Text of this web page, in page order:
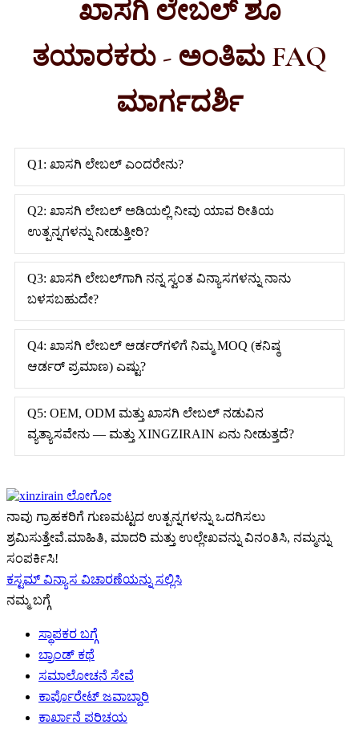
ಖಾಸಗಿ ಲೇಬಲ್ ಶೂ
ತಯಾರಕರು - ಅಂತಿಮ FAQ
ಮಾರ್ಗದರ್ಶಿ
Q1: ಖಾಸಗಿ ಲೇಬಲ್ ಎಂದರೇನು?
Q2: ಖಾಸಗಿ ಲೇಬಲ್ ಅಡಿಯಲ್ಲಿ ನೀವು ಯಾವ ರೀತಿಯ
ಉತ್ಪನ್ನಗಳನ್ನು ನೀಡುತ್ತೀರಿ?
Q3: ಖಾಸಗಿ ಲೇಬಲ್‌ಗಾಗಿ ನನ್ನ ಸ್ವಂತ ವಿನ್ಯಾಸಗಳನ್ನು ನಾನು
ಬಳಸಬಹುದೇ?
Q4: ಖಾಸಗಿ ಲೇಬಲ್ ಆರ್ಡರ್‌ಗಳಿಗೆ ನಿಮ್ಮ MOQ (ಕನಿಷ್ಠ
ಆರ್ಡರ್ ಪ್ರಮಾಣ) ಎಷ್ಟು?
Q5: OEM, ODM ಮತ್ತು ಖಾಸಗಿ ಲೇಬಲ್ ನಡುವಿನ
ವ್ಯತ್ಯಾಸವೇನು — ಮತ್ತು XINGZIRAIN ಏನು ನೀಡುತ್ತದೆ?
ನಾವು ಗ್ರಾಹಕರಿಗೆ ಗುಣಮಟ್ಟದ ಉತ್ಪನ್ನಗಳನ್ನು ಒದಗಿಸಲು
ಶ್ರಮಿಸುತ್ತೇವೆ.ಮಾಹಿತಿ, ಮಾದರಿ ಮತ್ತು ಉಲ್ಲೇಖವನ್ನು ವಿನಂತಿಸಿ, ನಮ್ಮನ್ನು
ಸಂಪರ್ಕಿಸಿ!
ಕಸ್ಟಮ್ ವಿನ್ಯಾಸ ವಿಚಾರಣೆಯನ್ನು ಸಲ್ಲಿಸಿ
ನಮ್ಮ ಬಗ್ಗೆ
ಸ್ಥಾಪಕರ ಬಗ್ಗೆ
ಬ್ರಾಂಡ್ ಕಥೆ
ಸಮಾಲೋಚನೆ ಸೇವೆ
ಕಾರ್ಪೊರೇಟ್ ಜವಾಬ್ದಾರಿ
ಕಾರ್ಖಾನೆ ಪರಿಚಯ